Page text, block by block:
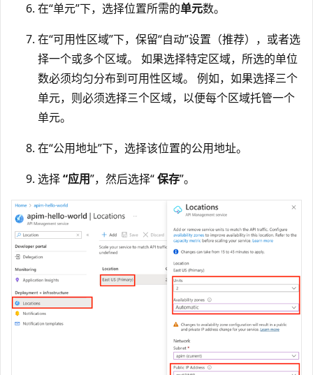
在“单元”下，选择位置所需的单元数。
在“可用性区域”下，保留“自动”设置（推荐），或者选
择一个或多个区域。 如果选择特定区域，所选的单位
数必须均匀分布到可用性区域。 例如，如果选择三个
单元，则必须选择三个区域，以便每个区域托管一个
单元。
在“公用地址”下，选择该位置的公用地址。
选择“应用”，然后选择“保存”。